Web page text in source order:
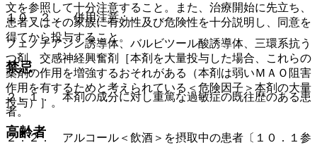
１０．２． 併用注意：
フェノチアジン誘導体、バルビツール酸誘導体、三環系抗う
つ剤、交感神経興奮剤［本剤を大量投与した場合、これらの
薬剤の作用を増強するおそれがある（本剤は弱いＭＡＯ阻害
作用を有するためと考えられている＜危険因子＞本剤の大量
投与）］。
高齢者
文を参照して十分注意すること。また、治療開始に先立ち、
患者又はその家族に有効性及び危険性を十分説明し、同意を
得てから投与すること。
禁忌
２．１． 本剤の成分に対し重篤な過敏症の既往歴のある患
者。
２．２． アルコール＜飲酒＞を摂取中の患者〔１０．１参